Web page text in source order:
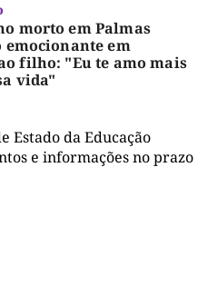
morto em Palmas
em
filho: "Eu te amo mais
vida"
Estado da Educação
e informações no prazo